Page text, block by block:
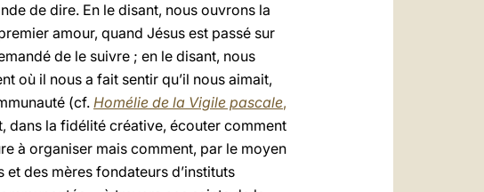
de dire. En le disant, nous ouvrons la
amour, quand Jésus est passé sur
de le suivre ; en le disant, nous
où il nous a fait sentir qu’il nous aimait,
(cf.Homélie de la Vigile pascale,
dans la fidélité créative, écouter comment
à organiser mais comment, par le moyen
des mères fondateurs d’instituts